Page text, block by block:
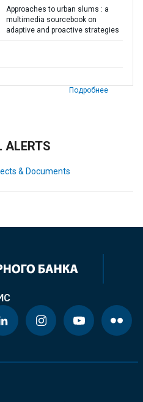
Approaches to urban slums : a
multimedia sourcebook on
adaptive and proactive strategies
Подробнее
ALERTS
& Documents